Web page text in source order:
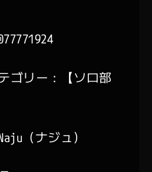
ゴリー：【ソロ部
（ナジュ）